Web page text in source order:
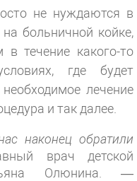
не нуждаются в
больничной койке,
течение какого-то
где будет
лечение
и так далее.
наконец обратили
врач детской
Олюнина. —